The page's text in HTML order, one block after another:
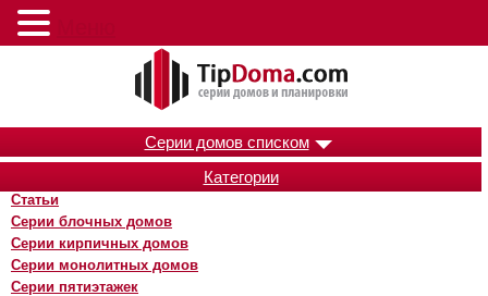
Серии домов списком
Категории
Статьи
Серии блочных домов
Серии кирпичных домов
Серии монолитных домов
Серии пятиэтажек